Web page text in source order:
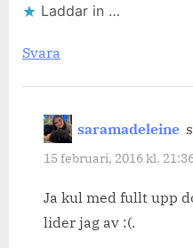
Laddar in …
Svara
saramadeleine
15 februari, 2016 kl.
Ja kul med fullt upp
lider jag av :(.